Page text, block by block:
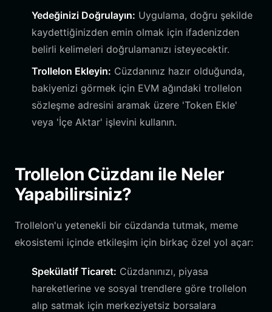
Yedeğinizi Doğrulayın: Uygulama, doğru şekilde
kaydettiğinizden emin olmak için ifadenizden
belirli kelimeleri doğrulamanızı isteyecektir.
Trollelon Ekleyin: Cüzdanınız hazır olduğunda,
bakiyenizi görmek için EVM ağındaki trollelon
sözleşme adresini aramak üzere 'Token Ekle'
veya 'İçe Aktar' işlevini kullanın.
Trollelon Cüzdanı ile Neler
Yapabilirsiniz?
Trollelon'u yetenekli bir cüzdanda tutmak, meme
ekosistemi içinde etkileşim için birkaç özel yol açar:
Spekülatif Ticaret: Cüzdanınızı, piyasa
hareketlerine ve sosyal trendlere göre trollelon
alıp satmak için merkeziyetsiz borsalara